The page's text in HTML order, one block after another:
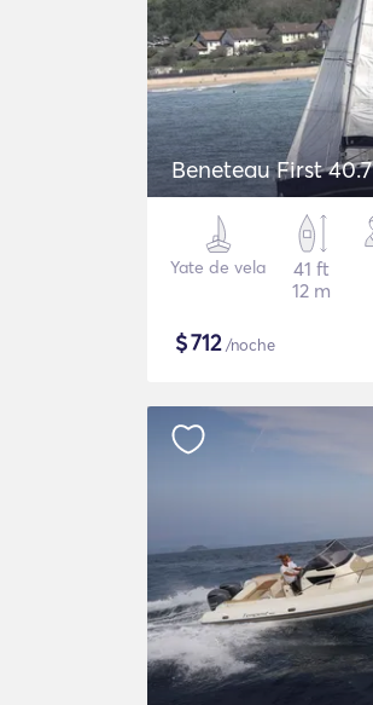
Beneteau First 40.7
Yate de vela
41 ft
12 m
$712/noche